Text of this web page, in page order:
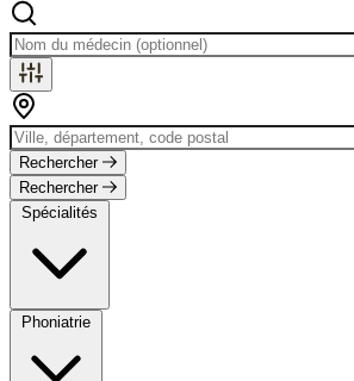
Rechercher
Rechercher
Spécialités
Phoniatrie